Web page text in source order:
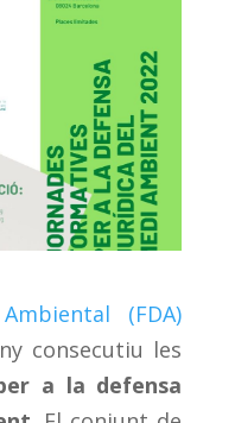
(FDA)
consecutiu les
a la defensa